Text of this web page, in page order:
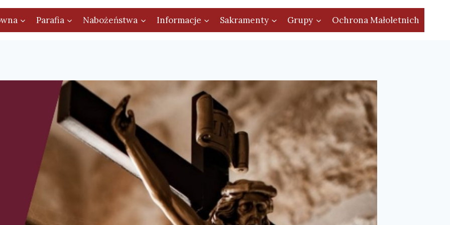
Parafia Nabożeństwa Informacje Sakramenty Grupy Ochrona Małoletnich